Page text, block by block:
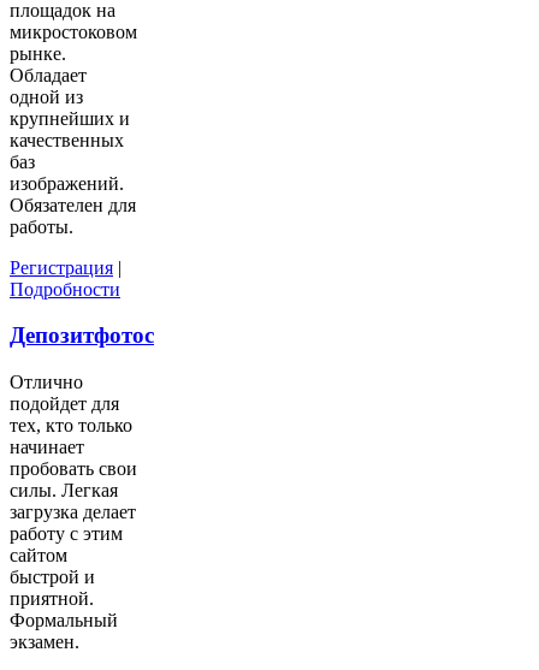
площадок на
микростоковом
рынке.
Обладает
одной из
крупнейших и
качественных
баз
изображений.
Обязателен для
работы.
Регистрация |
Подробности
Депозитфотос
Отлично
подойдет для
тех, кто только
начинает
пробовать свои
силы. Легкая
загрузка делает
работу с этим
сайтом
быстрой и
приятной.
Формальный
экзамен.